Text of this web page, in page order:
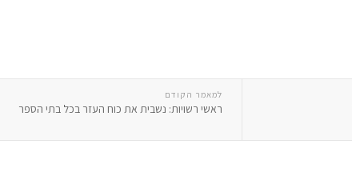
למאמר הקודם
ראשי רשויות: נשבית את כוח העזר בכל בתי הספר